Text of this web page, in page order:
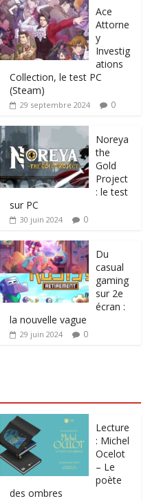
Ace
Attorne
y
Investig
ations
Collection, le test PC
(Steam)
29 septembre 2024 0
Noreya
the
Gold
Project
: le test
sur PC
30 juin 2024 0
Du
casual
gaming
sur 2e
écran :
la nouvelle vague
29 juin 2024 0
Lecture
: Michel
Ocelot
– Le
poète
des ombres